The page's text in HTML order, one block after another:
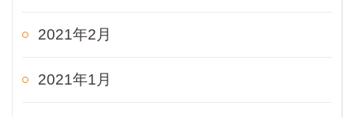
2021年2月
2021年1月